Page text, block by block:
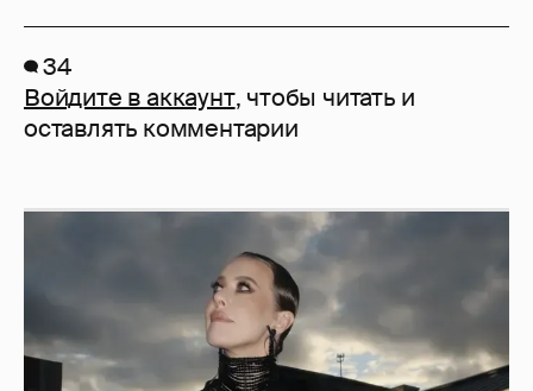
34
Войдите в аккаунт, чтобы читать и
оставлять комментарии